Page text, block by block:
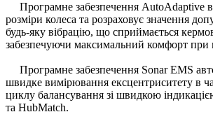
Програмне забезпечення AutoAdaptive
розміри колеса та розраховує значення
будь-яку вібрацію, що сприймається
забезпечуючи максимальний комфорт при
Програмне забезпечення Sonar EMS
швидке вимірювання ексцентриситету в
циклу балансування зі швидкою
та HubMatch.